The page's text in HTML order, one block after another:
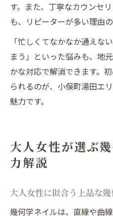
す。また、丁寧なカウンセ
も、リピーターが多い理由の
「忙しくてなかなか通えな
まう」といった悩みも、地
かな対応で解消できます。
られるのが、小俣町湯田エ
魅力です。
大人女性が選ぶ
力解説
大人女性に似合う上品な
幾何学ネイルは、直線や曲